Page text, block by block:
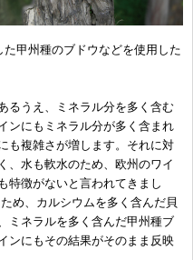
甲州種のブドウなどを使用した
るうえ、ミネラル分を多く含む
ンにもミネラル分が多く含まれ
も複雑さが増します。それに対
、水も軟水のため、欧州のワイ
特徴がないと言われてきまし
め、カルシウムを多く含んだ貝
ミネラルを多く含んだ甲州種ブ
ンにもその結果がそのまま反映